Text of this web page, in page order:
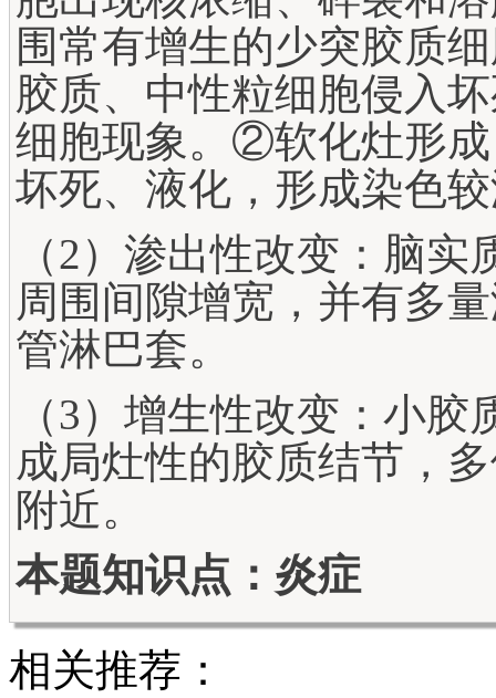
围常有增生的少突胶质
胶质、中性粒细胞侵入
细胞现象。②软化灶形
坏死、液化，形成染色
（2）渗出性改变：脑
周围间隙增宽，并有多
管淋巴套。
（3）增生性改变：小
成局灶性的胶质结节，
附近。
本题知识点：炎症
相关推荐：